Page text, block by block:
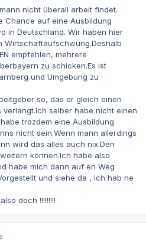
nicht überall arbeit findet.
Chance auf eine Ausbildung
in Deutschland. Wir haben hier
Wirtschaftaufschwung.Deshalb
empfehlen, mehrere
zu schicken.Es ist
und Umgebung zu
so, das er gleich einen
selber habe nicht einen
trozdem eine Ausbildung
nicht sein.Wenn mann allerdings
wird das alles auch nix.Den
können.Ich habe also
habe mich dann auf en Weg
und siehe da , ich hab ne
doch !!!!!!!!!